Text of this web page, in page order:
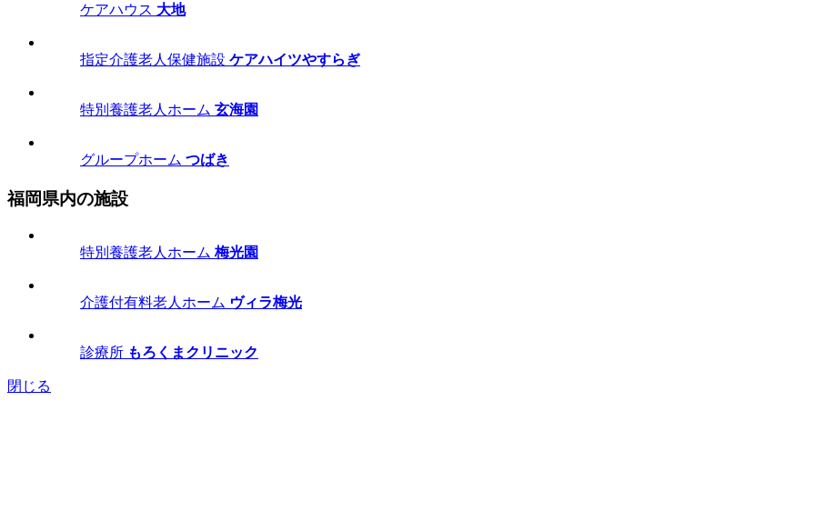
ケアハウス 大地
指定介護老人保健施設 ケアハイツやすらぎ
特別養護老人ホーム 玄海園
グループホーム つばき
福岡県内の施設
特別養護老人ホーム 梅光園
介護付有料老人ホーム ヴィラ梅光
診療所 もろくまクリニック
閉じる